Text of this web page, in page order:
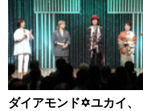
ダイアモンド✡ユカイ、